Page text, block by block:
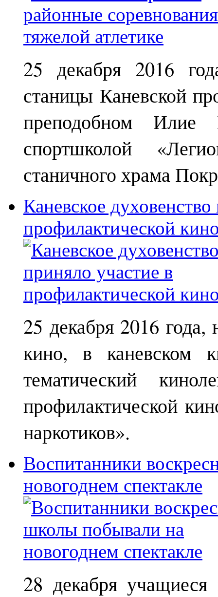
25 декабря 2016
станицы Каневской
преподобном Илие
спортшколой
станичного храма
Каневское
профилактической
25 декабря 2016
кино, в каневском
тематический
профилактической
наркотиков».
Воспитанники
новогоднем спектакле
28 декабря